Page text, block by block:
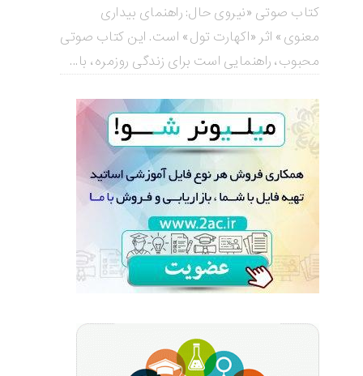
کتاب صوتی «نیروی حال: راهنمای بیداری
معنوی» اثر «اکهارت تول» است. این کتاب صوتی
محبوب، راهنمایی است برای زندگی روزمره، با...